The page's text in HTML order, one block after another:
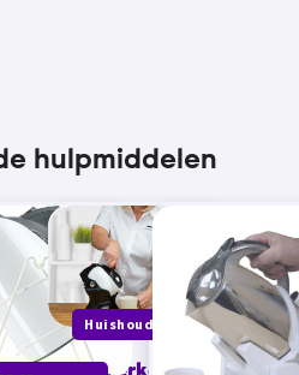
hulpmiddelen
Huishouden